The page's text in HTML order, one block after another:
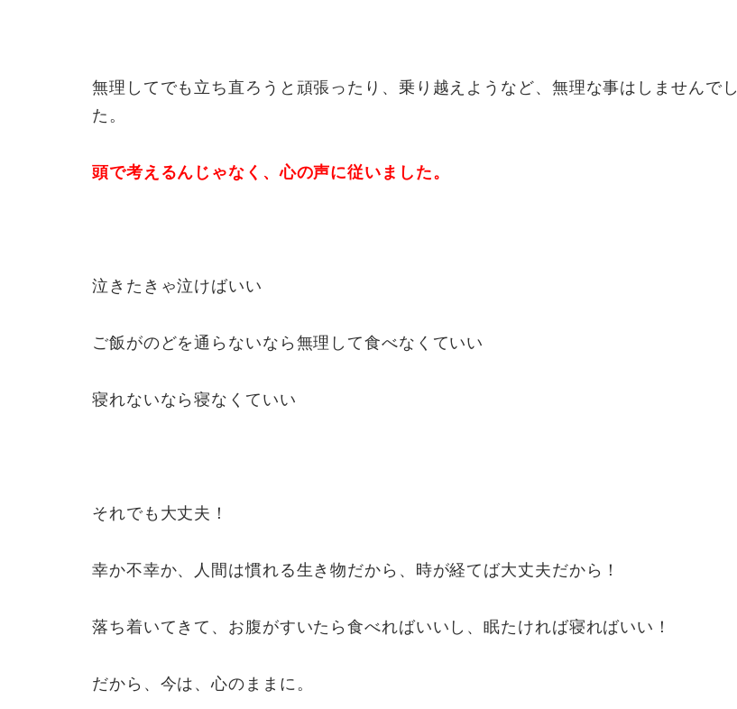
無理してでも立ち直ろうと頑張ったり、乗り越えようなど、無理な事はしませんでし
た。
頭で考えるんじゃなく、心の声に従いました。
泣きたきゃ泣けばいい
ご飯がのどを通らないなら無理して食べなくていい
寝れないなら寝なくていい
それでも大丈夫！
幸か不幸か、人間は慣れる生き物だから、時が経てば大丈夫だから！
落ち着いてきて、お腹がすいたら食べればいいし、眠たければ寝ればいい！
だから、今は、心のままに。